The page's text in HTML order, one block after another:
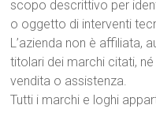
scopo descrittivo per
o oggetto di interventi
L’azienda non è affiliata,
titolari dei marchi citati,
vendita o assistenza.
Tutti i marchi e loghi